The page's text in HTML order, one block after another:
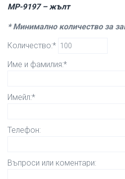
MP-9197 – жълт
* Минимално количество за
Количество:*
Име и фамилия:*
Имейл:*
Телефон:
Въпроси или коментари: